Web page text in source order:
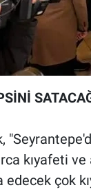
kıyafeti ve
edecek çok